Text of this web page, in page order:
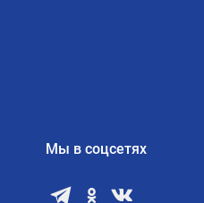
Мы в соцсетях